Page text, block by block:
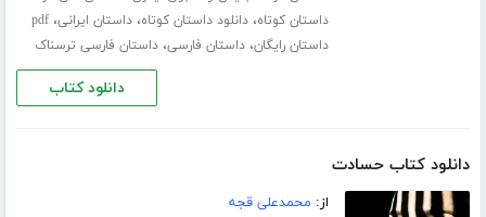
داستان کوتاه،دانلود داستان کوتاه،داستان ایرانی،pdf
داستان رایگان،داستان فارسی،داستان فارسی ترسناک
دانلود کتاب
دانلود کتاب حسادت
از: محمدعلی قجه